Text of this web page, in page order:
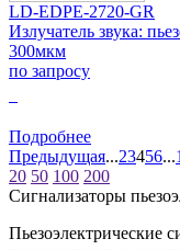
LD-EDPE-2720-GR
Излучатель звука:
300мкм
по запросу
Подробнее
Предыдущая...23456...
20 50 100 200
Сигнализаторы
Пьезоэлектрические